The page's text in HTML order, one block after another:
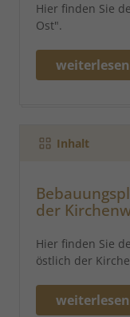
Hier finden Sie
Ost".
weiterlesen
Inhalt
der
Hier finden Sie
östlich der
weiterlesen